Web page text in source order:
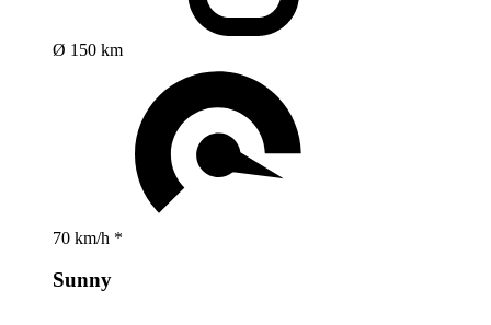
Ø 150 km
70 km/h *
Sunny